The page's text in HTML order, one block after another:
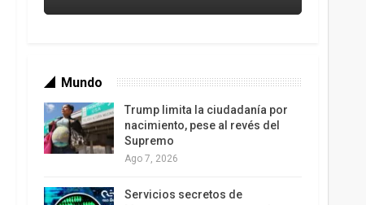
Mundo
Trump limita la ciudadanía por
nacimiento, pese al revés del
Supremo
Ago 7, 2026
Servicios secretos de